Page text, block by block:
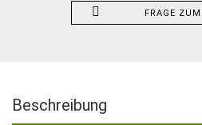
FRAGE
Beschreibung